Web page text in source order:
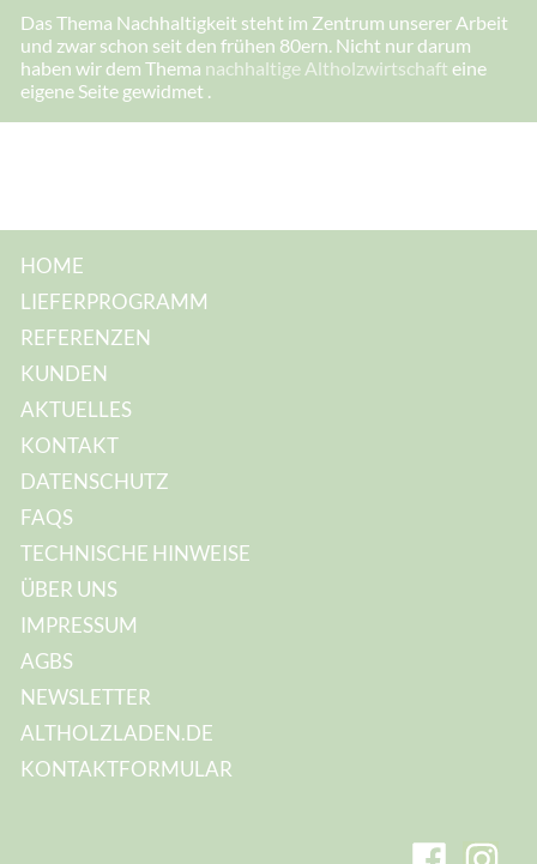
s
e
Das Thema Nachhaltigkeit steht im Zentrum unserer Arbeit
und zwar schon seit den frühen 80ern. Nicht nur darum
haben wir dem Thema nachhaltige Altholzwirtschaft eine
eigene Seite gewidmet .
HOME
LIEFERPROGRAMM
REFERENZEN
KUNDEN
AKTUELLES
KONTAKT
DATENSCHUTZ
FAQS
TECHNISCHE HINWEISE
ÜBER UNS
IMPRESSUM
AGBS
NEWSLETTER
ALTHOLZLADEN.DE
KONTAKTFORMULAR